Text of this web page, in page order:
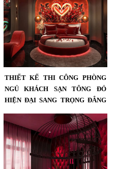
Group...
THIẾT KẾ THI CÔNG PHÒNG
NGỦ KHÁCH SẠN TÔNG ĐỎ
HIỆN ĐẠI SANG TRỌNG ĐẲNG
Thiết Kế Thi Công Phòng Ngủ
Khách Sạn Tông Đỏ Hiện Đại Sang
Trọng – Đẳng Cấp Khác Biệt Cùng
KTV GROUP...